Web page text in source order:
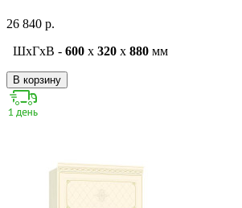
26 840 р.
ШxГxВ - 600 x 320 x 880 мм
В корзину